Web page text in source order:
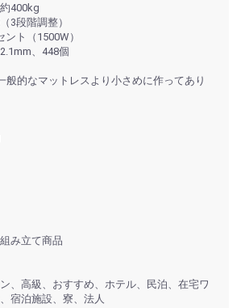
400kg
3段階調整）
ト（1500W）
、448個
般的なマットレスより小さめに作ってあり
み立て商品
、高級、おすすめ、ホテル、民泊、在宅ワ
宿泊施設、寮、法人